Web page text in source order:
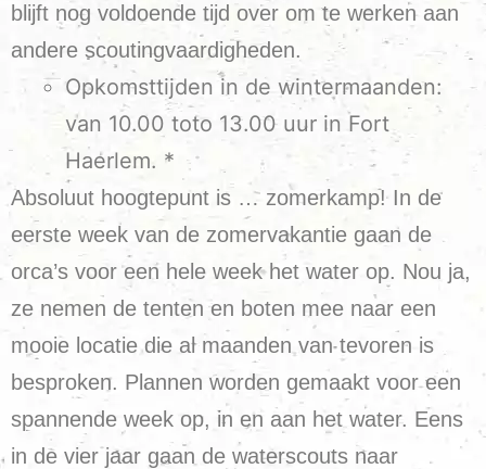
blijft nog voldoende tijd over om te werken aan
andere scoutingvaardigheden.
Opkomsttijden in de wintermaanden:
van 10.00 toto 13.00 uur in Fort
Haerlem. *
Absoluut hoogtepunt is … zomerkamp! In de
eerste week van de zomervakantie gaan de
orca’s voor een hele week het water op. Nou ja,
ze nemen de tenten en boten mee naar een
mooie locatie die al maanden van tevoren is
besproken. Plannen worden gemaakt voor een
spannende week op, in en aan het water. Eens
in de vier jaar gaan de waterscouts naar